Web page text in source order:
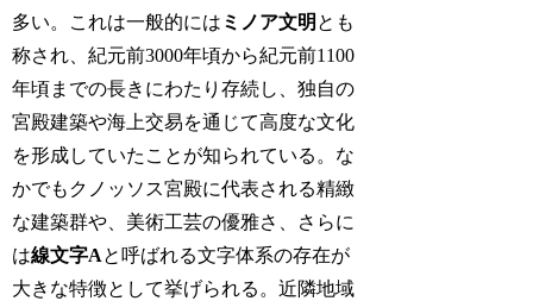
多い。これは一般的には ミノア文明 とも
称され、紀元前3000年頃から紀元前1100
年頃までの長きにわたり存続し、独自の
宮殿建築や海上交易を通じて高度な文化
を形成していたことが知られている。な
かでもクノッソス宮殿に代表される精緻
な建築群や、美術工芸の優雅さ、さらに
は線文字Aと呼ばれる文字体系の存在が
大きな特徴として挙げられる。近隣地域